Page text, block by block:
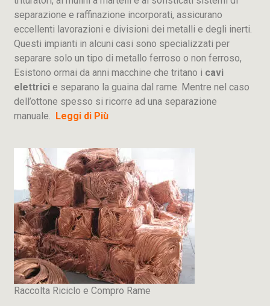
separazione e raffinazione incorporati, assicurano
eccellenti lavorazioni e divisioni dei metalli e degli inerti.
Questi impianti in alcuni casi sono specializzati per
separare solo un tipo di metallo ferroso o non ferroso,
Esistono ormai da anni macchine che tritano i cavi
elettrici e separano la guaina dal rame. Mentre nel caso
dell’ottone spesso si ricorre ad una separazione
manuale. Leggi di Più
Raccolta Riciclo e Compro Rame